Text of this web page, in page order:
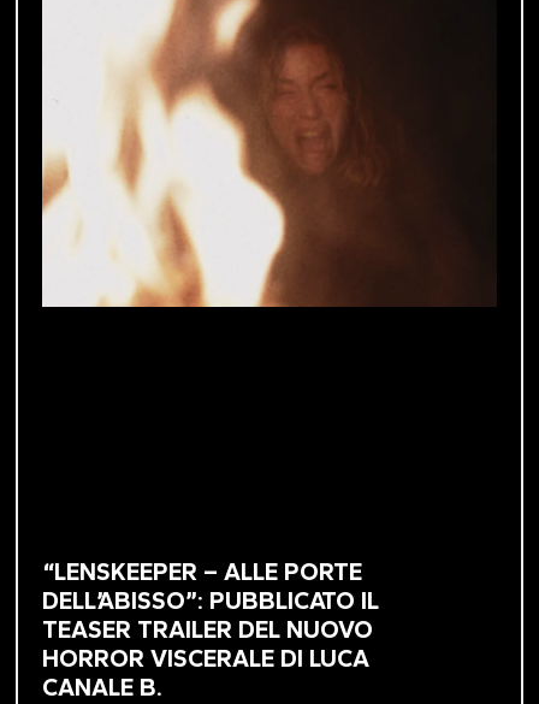
“LENSKEEPER – ALLE PORTE
DELL’ABISSO”: PUBBLICATO IL
TEASER TRAILER DEL NUOVO
HORROR VISCERALE DI LUCA
CANALE B.